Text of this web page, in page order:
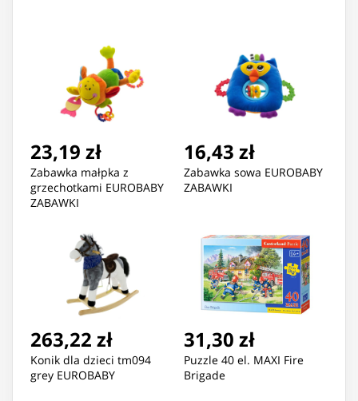
23,19 zł
Zabawka małpka z
grzechotkami EUROBABY
ZABAWKI
16,43 zł
Zabawka sowa EUROBABY
ZABAWKI
263,22 zł
Konik dla dzieci tm094
grey EUROBABY
31,30 zł
Puzzle 40 el. MAXI Fire
Brigade